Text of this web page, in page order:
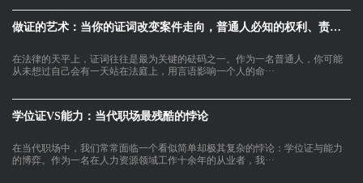
做证的艺术：当你的证词改变案件走向，普通人必知的权利、责任与心理调适
在法律的天平上，证词往往是最为关键的砝码之一。作为一名普通人，你可能
从未想过自己会有一天站在法庭上，用言语影响一个人的命···
学位证VS能力：当代职场最残酷的悖论
在当代职场中，我们常常面临一个看似简单却极其复杂的悖论：学位证与能力
的博弈。作为一名在人力资源领域工作十余年的从业者，我···